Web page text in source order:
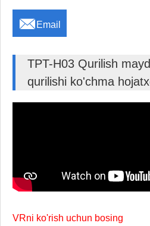
 Email
TPT-H03 Qurilish
qurilishi ko'chma
VRni ko'rish uchun bosing